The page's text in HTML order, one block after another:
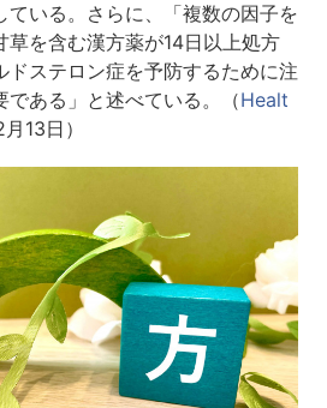
ている。さらに、「複数の因子を
草を含む漢方薬が14日以上処方
ドステロン症を予防するために注
である」と述べている。（Healt
13日）